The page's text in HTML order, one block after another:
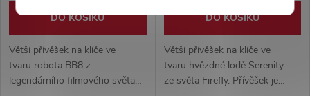
DO KOŠÍKU
Větší přívěšek na klíče ve
tvaru robota BB8 z
legendárního filmového světa
DO KOŠÍKU
Větší přívěšek na klíče ve
tvaru hvězdné lodě Serenity
ze světa Firefly. Přívěšek je